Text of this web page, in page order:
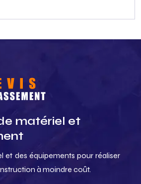
matériel et
et des équipements pour réaliser
à moindre coût.